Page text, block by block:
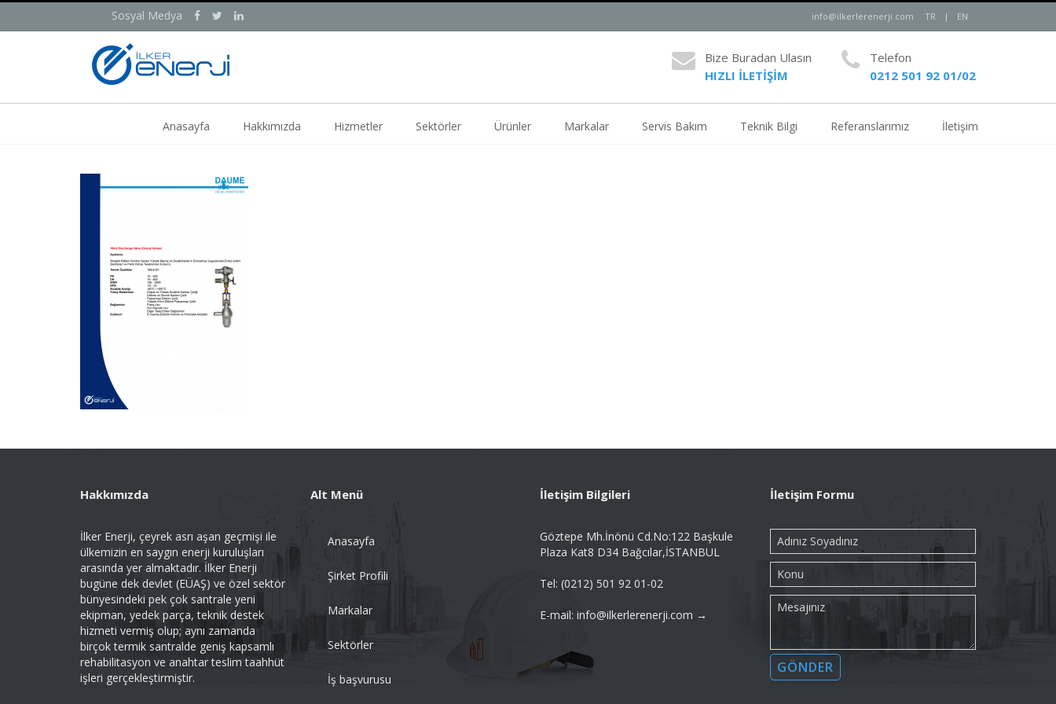
Sosyal Medya info@ilkerlerenerji.com TR | EN
Bize Buradan Ulasın
HIZLI İLETİŞİM
Telefon
0212 501 92 01/02
Anasayfa Hakkımızda Hizmetler Sektörler Ürünler Markalar Servis Bakım Teknik Bilgi Referanslarımız İletişim
Hakkımızda
İlker Enerji, çeyrek asrı aşan geçmişi ile
ülkemizin en saygın enerji kuruluşları
arasında yer almaktadır. İlker Enerji
bugüne dek devlet (EÜAŞ) ve özel sektör
bünyesindeki pek çok santrale yeni
ekipman, yedek parça, teknik destek
hizmeti vermiş olup; aynı zamanda
birçok termik santralde geniş kapsamlı
rehabilitasyon ve anahtar teslim taahhüt
işleri gerçekleştirmiştir.
Alt Menü
Anasayfa
Şirket Profili
Markalar
Sektörler
İş başvurusu
İletişim Bilgileri
Göztepe Mh.İnönü Cd.No:122 Başkule
Plaza Kat8 D34 Bağcılar,İSTANBUL
Tel: (0212) 501 92 01-02
E-mail: info@ilkerlerenerji.com →
İletişim Formu